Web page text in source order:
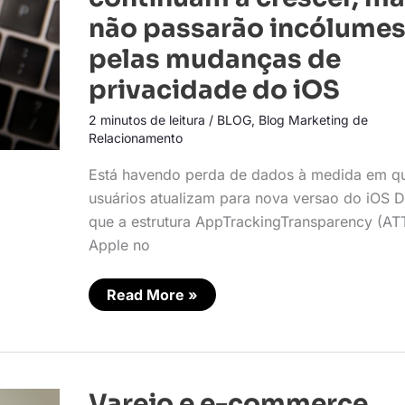
não passarão incólumes
pelas mudanças de
privacidade do iOS
2 minutos de leitura / BLOG, Blog Marketing de
Relacionamento
Está havendo perda de dados à medida em
usuários atualizam para nova versao do iOS
que a estrutura AppTrackingTransparency
Apple no
a
crescer,
mas
não
passarão
incólumes
pelas
mudanças
de
privacidade
iOS
Read More »
Varejo